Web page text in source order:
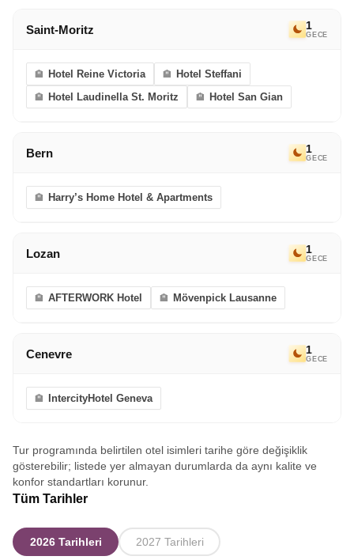
Saint-Moritz 1
GECE
Hotel Reine Victoria
Hotel Steffani
Hotel Laudinella St. Moritz
Hotel San Gian
Bern 1
GECE
Harry’s Home Hotel & Apartments
Lozan 1
GECE
AFTERWORK Hotel Mövenpick Lausanne
Cenevre 1
GECE
IntercityHotel Geneva
Tur programında belirtilen otel isimleri tarihe göre değişiklik
gösterebilir; listede yer almayan durumlarda da aynı kalite ve
konfor standartları korunur.
Tüm Tarihler
2026 Tarihleri 2027 Tarihleri